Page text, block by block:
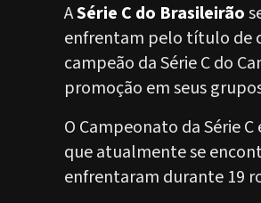
ASérie C do Brasileirão
enfrentam pelo título de
campeão da Série C do
promoção em seus
O Campeonato da Série
que atualmente se
enfrentaram durante 19